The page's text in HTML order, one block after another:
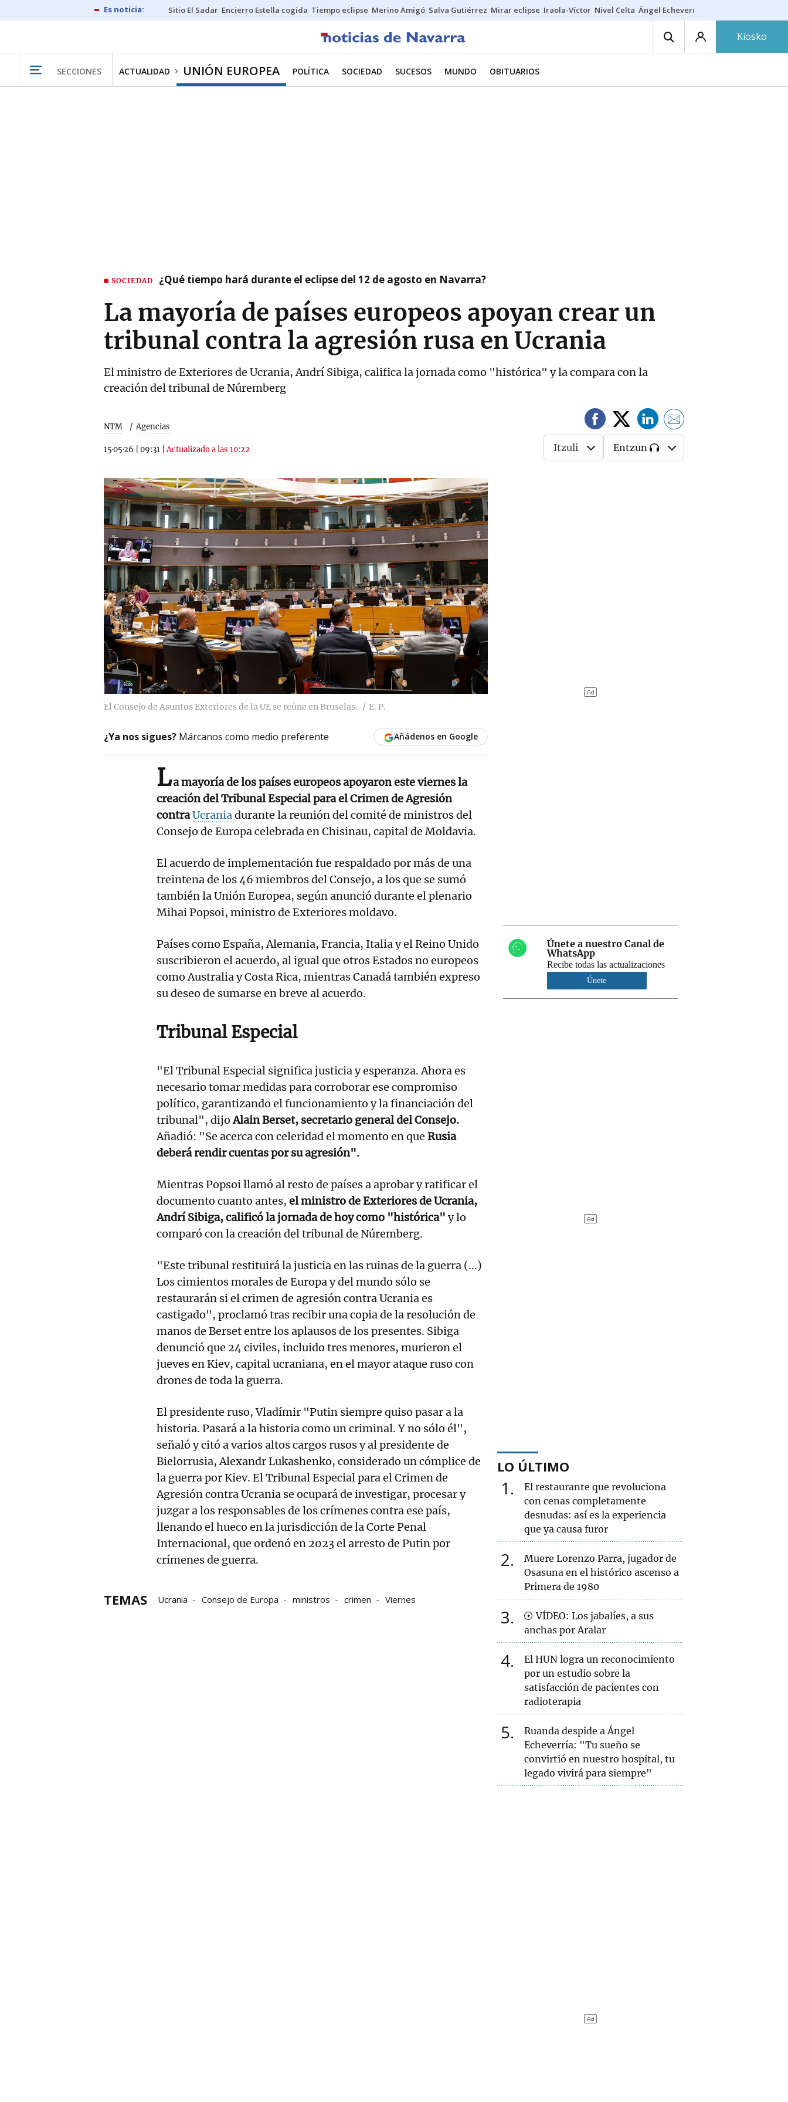
Sitio El Sadar Encierro Estella cogida Tiempo eclipse Merino Amigó Salva Gutiérrez Mirar eclipse Iraola-Víctor Nivel Celta Ángel Echeverría
Kiosko
SECCIONES ACTUALIDAD UNIÓN EUROPEA POLÍTICA SOCIEDAD SUCESOS MUNDO OBITUARIOS
SOCIEDAD ¿Qué tiempo hará durante el eclipse del 12 de agosto en Navarra?
La mayoría de países europeos apoyan crear un
tribunal contra la agresión rusa en Ucrania
El ministro de Exteriores de Ucrania, Andrí Sibiga, califica la jornada como "histórica" y la compara con la
creación del tribunal de Núremberg
NTM Agencias
15·05·26 09:31 |Actualizado a las 10:22 Itzuli Entzun
El Consejo de Asuntos Exteriores de la UE se reúne en Bruselas. E. P.
¿Ya nos sigues? Márcanos como medio preferente Añádenos en Google
La mayoría de los países europeos apoyaron este viernes la
creación del Tribunal Especial para el Crimen de Agresión
contraUcraniadurante la reunión del comité de ministros del
Consejo de Europa celebrada en Chisinau, capital de Moldavia.
El acuerdo de implementación fue respaldado por más de una
treintena de los 46 miembros del Consejo, a los que se sumó
también la Unión Europea, según anunció durante el plenario
Mihai Popsoi, ministro de Exteriores moldavo.
Países como España, Alemania, Francia, Italia y el Reino Unido
suscribieron el acuerdo, al igual que otros Estados no europeos
como Australia y Costa Rica, mientras Canadá también expreso
su deseo de sumarse en breve al acuerdo.
Tribunal Especial
"El Tribunal Especial significa justicia y esperanza. Ahora es
necesario tomar medidas para corroborar ese compromiso
político, garantizando el funcionamiento y la financiación del
tribunal", dijoAlain Berset, secretario general del Consejo.
Añadió: "Se acerca con celeridad el momento en que Rusia
deberá rendir cuentas por su agresión".
Mientras Popsoi llamó al resto de países a aprobar y ratificar el
documento cuanto antes, el ministro de Exteriores de Ucrania,
Andrí Sibiga, calificó la jornada de hoy como "histórica" y lo
comparó con la creación del tribunal de Núremberg.
"Este tribunal restituirá la justicia en las ruinas de la guerra (...)
Los cimientos morales de Europa y del mundo sólo se
restaurarán si el crimen de agresión contra Ucrania es
castigado", proclamó tras recibir una copia de la resolución de
manos de Berset entre los aplausos de los presentes. Sibiga
denunció que 24 civiles, incluido tres menores, murieron el
jueves en Kiev, capital ucraniana, en el mayor ataque ruso con
drones de toda la guerra.
El presidente ruso, Vladímir "Putin siempre quiso pasar a la
historia. Pasará a la historia como un criminal. Y no sólo él",
señaló y citó a varios altos cargos rusos y al presidente de
Bielorrusia, Alexandr Lukashenko, considerado un cómplice de
la guerra por Kiev. El Tribunal Especial para el Crimen de
Agresión contra Ucrania se ocupará de investigar, procesar y
juzgar a los responsables de los crímenes contra ese país,
llenando el hueco en la jurisdicción de la Corte Penal
Internacional, que ordenó en 2023 el arresto de Putin por
crímenes de guerra.
TEMAS Ucrania Consejo de Europa ministros crimen Viernes
Únete a nuestro Canal de
WhatsApp
Recibe todas las actualizaciones
Únete
LO ÚLTIMO
1
El restaurante que revoluciona
con cenas completamente
desnudas: así es la experiencia
que ya causa furor
2
Muere Lorenzo Parra, jugador de
Osasuna en el histórico ascenso a
Primera de 1980
3
VÍDEO: Los jabalíes, a sus
anchas por Aralar
4
El HUN logra un reconocimiento
por un estudio sobre la
satisfacción de pacientes con
radioterapia
5
Ruanda despide a Ángel
Echeverría: "Tu sueño se
convirtió en nuestro hospital, tu
legado vivirá para siempre"